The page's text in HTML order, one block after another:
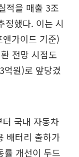
적을 매출 3조
정했다. 이는 시
가이드 기준)
전망 시점도
억원)로 앞당겼
국내 자동차
배터리 출하가
률 개선이 두드